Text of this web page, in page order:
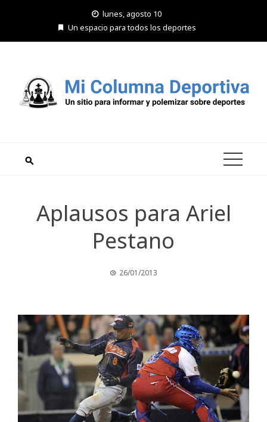
lunes, agosto 10
Un espacio para todos los deportes
Aplausos para Ariel
Pestano
26/01/2013